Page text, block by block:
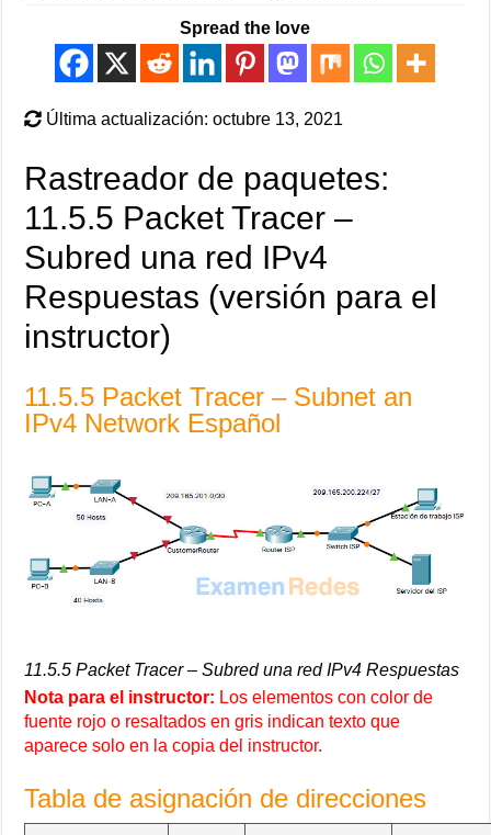
Spread the love
Última actualización: octubre 13, 2021
Rastreador de paquetes:
11.5.5 Packet Tracer –
Subred una red IPv4
Respuestas (versión para el
instructor)
11.5.5 Packet Tracer – Subnet an
IPv4 Network Español
11.5.5 Packet Tracer – Subred una red IPv4 Respuestas
Nota para el instructor: Los elementos con color de
fuente rojo o resaltados en gris indican texto que
aparece solo en la copia del instructor.
Tabla de asignación de direcciones